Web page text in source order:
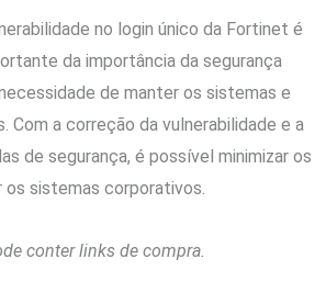
no login único da Fortinet é
da importância da segurança
de manter os sistemas e
Com a correção da vulnerabilidade e a
de segurança, é possível minimizar os
sistemas corporativos.
conter links de compra.